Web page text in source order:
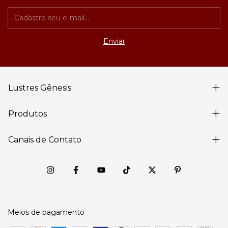
Lustres Gênesis
Produtos
Canais de Contato
Meios de pagamento